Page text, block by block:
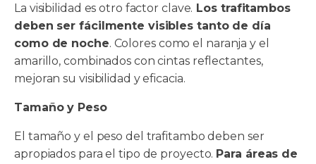
La visibilidad es otro factor clave. Los trafitambos
deben ser fácilmente visibles tanto de día
como de noche. Colores como el naranja y el
amarillo, combinados con cintas reflectantes,
mejoran su visibilidad y eficacia.
Tamaño y Peso
El tamaño y el peso del trafitambo deben ser
apropiados para el tipo de proyecto. Para áreas de